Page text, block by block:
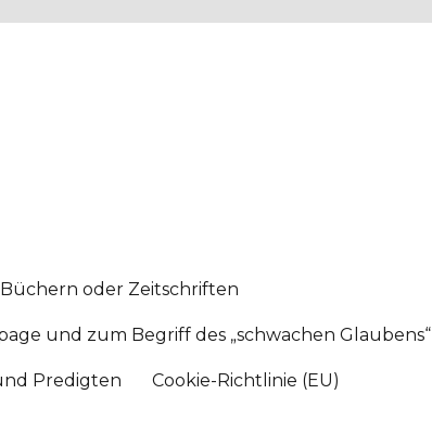
oder Zeitschriften
und zum Begriff des „schwachen Glaubens“
Predigten Cookie-Richtlinie (EU)